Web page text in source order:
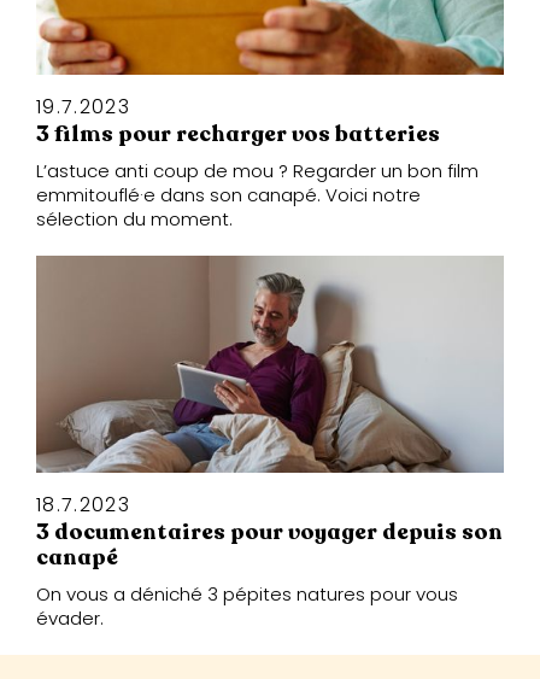
19.7.2023
3 films pour recharger vos batteries
L’astuce anti coup de mou ? Regarder un bon film
emmitouflé·e dans son canapé. Voici notre
sélection du moment.
18.7.2023
3 documentaires pour voyager depuis son
canapé
On vous a déniché 3 pépites natures pour vous
évader.